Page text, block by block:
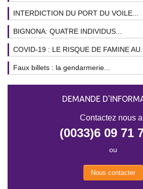
INTERDICTION DU PORT DU VOILE...
BIGNONA: QUATRE INDIVIDUS...
COVID-19 : LE RISQUE DE FAMINE AU...
Faux billets : la gendarmerie...
DEMANDE
Contactez nous
(0033)6 09 71
ou
Nous contacter